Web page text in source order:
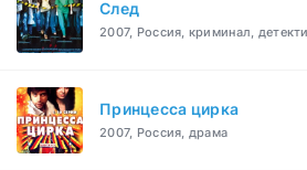
След
2007, Россия, криминал,
Принцесса цирка
2007, Россия, драма